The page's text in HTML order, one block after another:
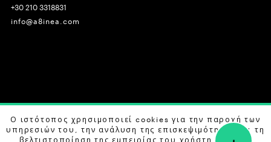
+30 210 3318831
info@a8inea.com
COPYRIGHT © 2026 αθηΝΕΑ, ALL RIGHTS RESERVED.
DESIGN BY G DESIGN STUDIO. DEVELOPED BYB LABS
Ο ιστότοπος χρησιμοποιεί cookies για την παροχή των
υπηρεσιών του, την ανάλυση της επισκεψιμότητας και τη
βελτιστοποίηση της εμπειρίας του χρήστη. Μάθετε